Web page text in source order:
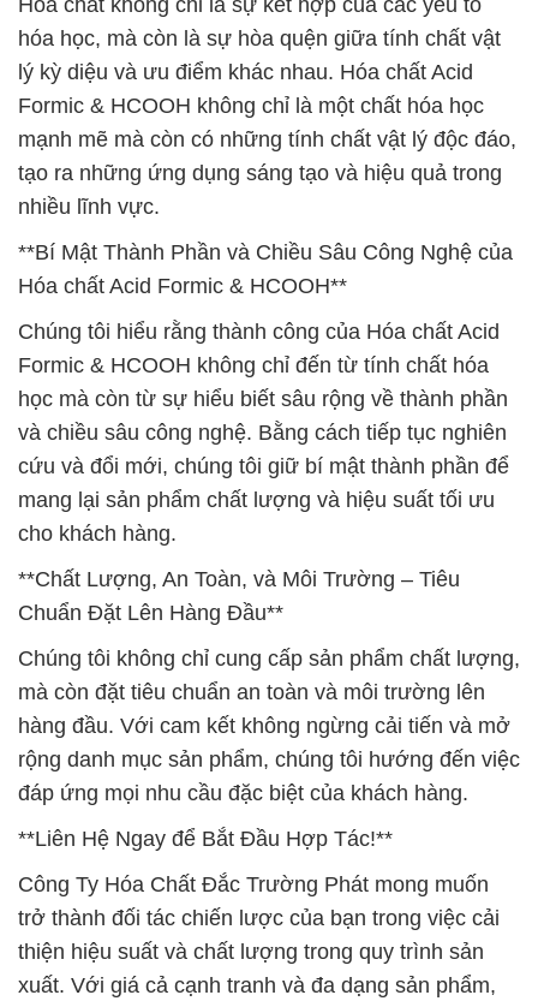
Hóa chất không chỉ là sự kết hợp của các yếu tố
hóa học, mà còn là sự hòa quện giữa tính chất vật
lý kỳ diệu và ưu điểm khác nhau. Hóa chất Acid
Formic & HCOOH không chỉ là một chất hóa học
mạnh mẽ mà còn có những tính chất vật lý độc đáo,
tạo ra những ứng dụng sáng tạo và hiệu quả trong
nhiều lĩnh vực.
**Bí Mật Thành Phần và Chiều Sâu Công Nghệ của
Hóa chất Acid Formic & HCOOH**
Chúng tôi hiểu rằng thành công của Hóa chất Acid
Formic & HCOOH không chỉ đến từ tính chất hóa
học mà còn từ sự hiểu biết sâu rộng về thành phần
và chiều sâu công nghệ. Bằng cách tiếp tục nghiên
cứu và đổi mới, chúng tôi giữ bí mật thành phần để
mang lại sản phẩm chất lượng và hiệu suất tối ưu
cho khách hàng.
**Chất Lượng, An Toàn, và Môi Trường – Tiêu
Chuẩn Đặt Lên Hàng Đầu**
Chúng tôi không chỉ cung cấp sản phẩm chất lượng,
mà còn đặt tiêu chuẩn an toàn và môi trường lên
hàng đầu. Với cam kết không ngừng cải tiến và mở
rộng danh mục sản phẩm, chúng tôi hướng đến việc
đáp ứng mọi nhu cầu đặc biệt của khách hàng.
**Liên Hệ Ngay để Bắt Đầu Hợp Tác!**
Công Ty Hóa Chất Đắc Trường Phát mong muốn
trở thành đối tác chiến lược của bạn trong việc cải
thiện hiệu suất và chất lượng trong quy trình sản
xuất. Với giá cả cạnh tranh và đa dạng sản phẩm,